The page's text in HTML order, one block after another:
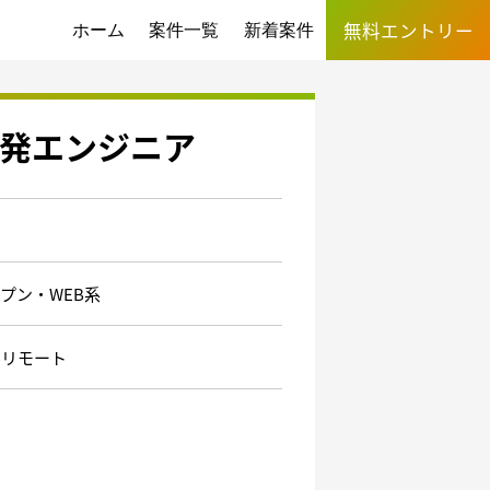
無料エントリー
ホーム 案件一覧 新着案件
エンジニア
ン・WEB系
モート